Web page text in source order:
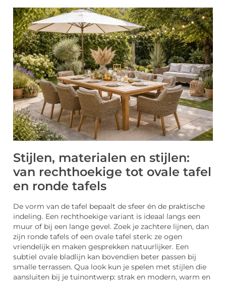
Stijlen, materialen en stijlen:
van rechthoekige tot ovale tafel
en ronde tafels
De vorm van de tafel bepaalt de sfeer én de praktische
indeling. Een rechthoekige variant is ideaal langs een
muur of bij een lange gevel. Zoek je zachtere lijnen, dan
zijn ronde tafels of een ovale tafel sterk: ze ogen
vriendelijk en maken gesprekken natuurlijker. Een
subtiel ovale bladlijn kan bovendien beter passen bij
smalle terrassen. Qua look kun je spelen met stijlen die
aansluiten bij je tuinontwerp: strak en modern, warm en